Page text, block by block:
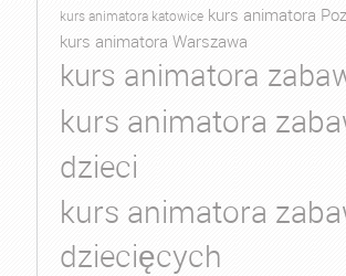
kurs animatora katowice kurs animatora
kurs animatora Warszawa
kurs animatora
kurs animatora
dzieci
kurs animatora
dziecięcych